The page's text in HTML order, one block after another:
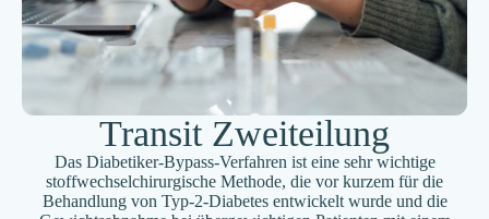
Transit Zweiteilung
Das Diabetiker-Bypass-Verfahren ist eine sehr wichtige
stoffwechselchirurgische Methode, die vor kurzem für die
Behandlung von Typ-2-Diabetes entwickelt wurde und die